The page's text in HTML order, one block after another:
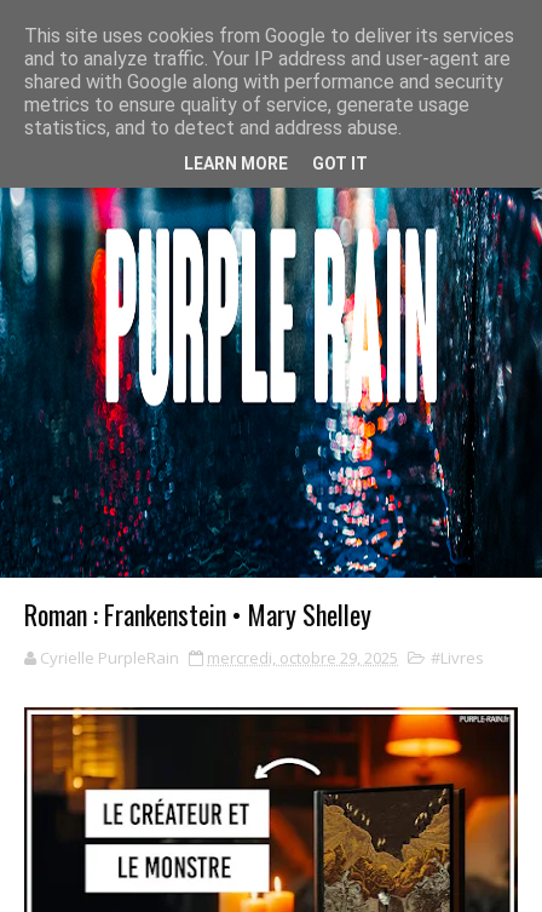
Roman : Frankenstein • Mary Shelley
Cyrielle PurpleRain mercredi, octobre 29, 2025 #Livres
This site uses cookies from Google to deliver its services
and to analyze traffic. Your IP address and user-agent are
shared with Google along with performance and security
metrics to ensure quality of service, generate usage
statistics, and to detect and address abuse.
LEARN MORE GOT IT